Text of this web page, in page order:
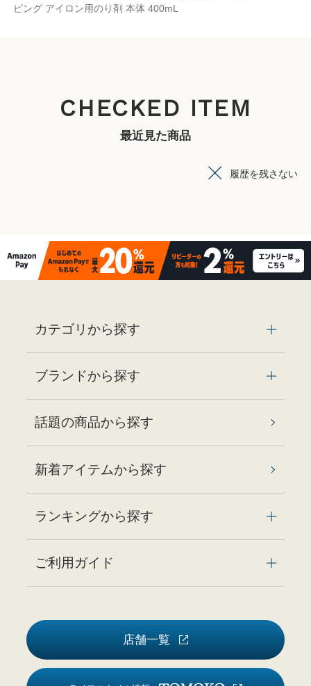
ピング アイロン用のり剤 本体 400mL
CHECKED ITEM
最近見た商品
履歴を残さない
カテゴリから探す
ブランドから探す
話題の商品から探す
新着アイテムから探す
ランキングから探す
ご利用ガイド
店舗一覧